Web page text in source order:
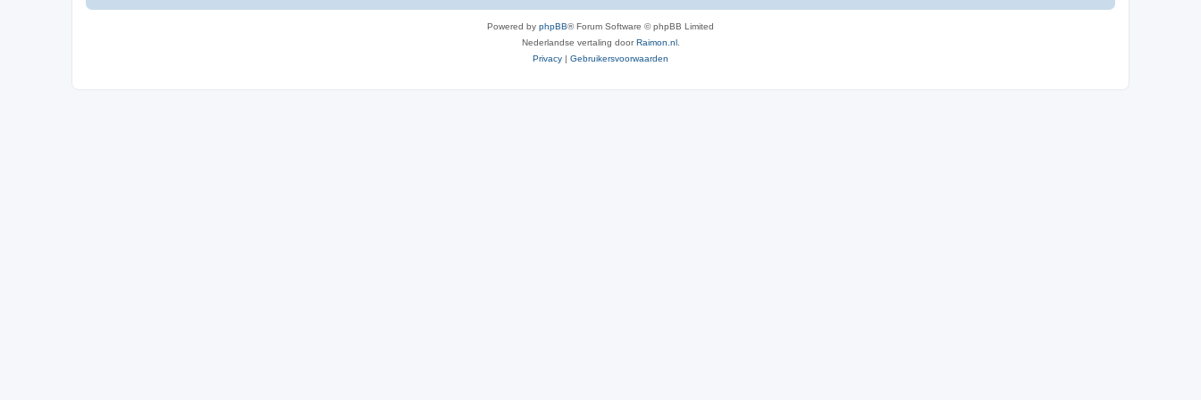
Powered by phpBB® Forum Software © phpBB Limited
Nederlandse vertaling doorRaimon.nl.
Privacy | Gebruikersvoorwaarden